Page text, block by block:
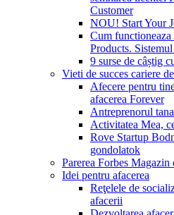
Customer
NOU! Start Your
Cum
Products.
9 surse de câștig
Vieti de succes cariere
Afecere pentru
afacerea Forever
Antreprenorul
Activitatea Mea,
Rove Startup
gondolatok
Parerea Forbes
Idei pentru afacerea
Reţelele de
afacerii